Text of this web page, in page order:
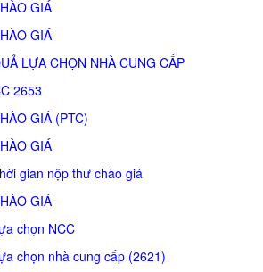
GIÁ
GIÁ
LỰA CHỌN NHÀ CUNG CẤP
2653
GIÁ (PTC)
GIÁ
gian nộp thư chào giá
GIÁ
chọn NCC
chọn nhà cung cấp (2621)